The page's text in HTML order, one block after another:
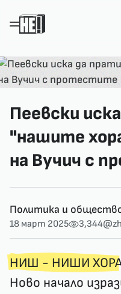
Пеевски
"нашите
на Вучич с
Политика и
18 март 2025 3,344
НИШ - НИШИ
Ново начало